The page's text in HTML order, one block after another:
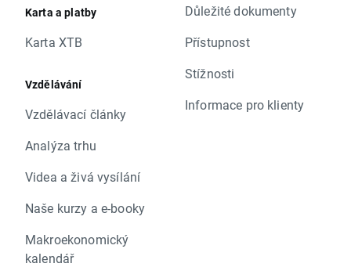
Karta a platby
Karta XTB
Vzdělávání
Vzdělávací články
Analýza trhu
Videa a živá vysílání
Naše kurzy a e-booky
Makroekonomický
kalendář
Důležité dokumenty
Přístupnost
Stížnosti
Informace pro klienty